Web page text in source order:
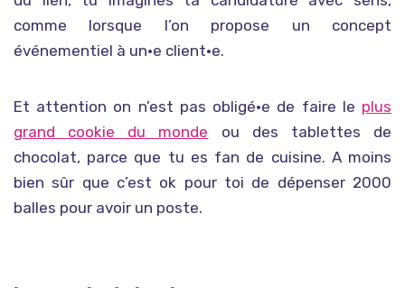
comme lorsque l’on propose un concept
événementiel à un•e client•e.
Et attention on n’est pas obligé•e de faire le plus
grand cookie du monde ou des tablettes de
chocolat, parce que tu es fan de cuisine. A moins
bien sûr que c’est ok pour toi de dépenser 2000
balles pour avoir un poste.